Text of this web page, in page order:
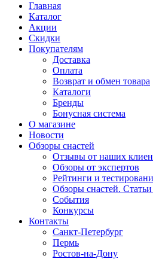
Главная
Каталог
Акции
Скидки
Покупателям
Доставка
Оплата
Возврат и обмен товара
Каталоги
Бренды
Бонусная система
О магазине
Новости
Обзоры снастей
Отзывы от наших
Обзоры от экспертов
Рейтинги и
Обзоры снастей.
События
Конкурсы
Контакты
Санкт-Петербург
Пермь
Ростов-на-Дону